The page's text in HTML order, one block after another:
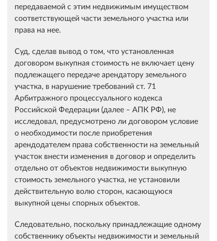
передаваемой с этим недвижимым имуществом
соответствующей части земельного участка или
права на нее.
Суд, сделав вывод о том, что установленная
договором выкупная стоимость не включает цену
подлежащего передаче арендатору земельного
участка, в нарушение требований ст. 71
Арбитражного процессуального кодекса
Российской Федерации (далее ‒ АПК РФ), не
исследовал, предусмотрено ли договором условие
о необходимости после приобретения
арендодателем права собственности на земельный
участок внести изменения в договор и определить
отдельно от объектов недвижимости выкупную
стоимость земельного участка, не установили
действительную волю сторон, касающуюся
выкупной цены спорных объектов.
Следовательно, поскольку принадлежащие одному
собственнику объекты недвижимости и земельный